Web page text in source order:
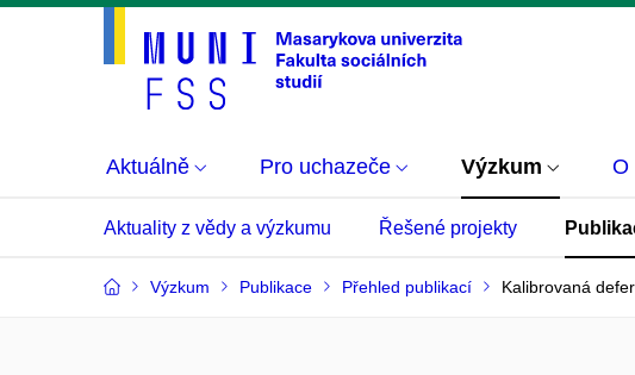
Aktuálně Pro uchazeče Výzkum O
Aktuality z vědy a výzkumu Řešené projekty
Výzkum Publikace Přehled publikací Kalibrovaná